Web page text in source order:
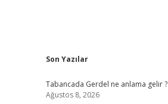
Sidebar
Son Yazılar
Tabancada Gerdel ne anlama gelir ?
Ağustos 8, 2026
ilbetbetci